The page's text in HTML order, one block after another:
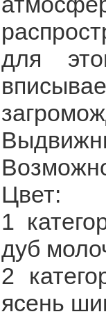
для
Цвет:
1
дуб
2
ясень